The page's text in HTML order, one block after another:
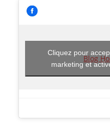
Blog
Cliquez pour
marketing et